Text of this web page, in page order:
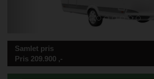
Samlet pris
Pris 209.900 ,-